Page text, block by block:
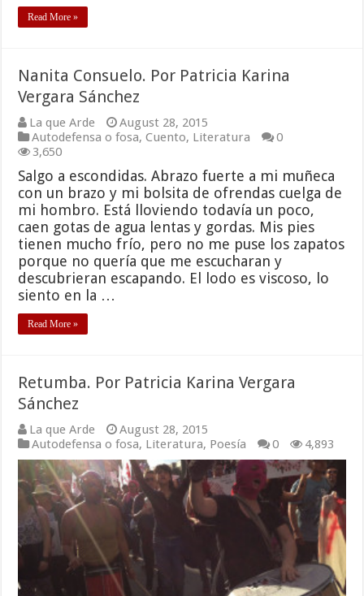
Read More »
Nanita Consuelo. Por Patricia Karina
Vergara Sánchez
La que Arde
August 28, 2015
Autodefensa o fosa,Cuento, Literatura
0
3,650
Salgo a escondidas. Abrazo fuerte a mi muñeca
con un brazo y mi bolsita de ofrendas cuelga de
mi hombro. Está lloviendo todavía un poco,
caen gotas de agua lentas y gordas. Mis pies
tienen mucho frío, pero no me puse los zapatos
porque no quería que me escucharan y
descubrieran escapando. El lodo es viscoso, lo
siento en la …
Read More »
Retumba. Por Patricia Karina Vergara
Sánchez
La que Arde
August 28, 2015
Autodefensa o fosa, Literatura, Poesía 0 4,893